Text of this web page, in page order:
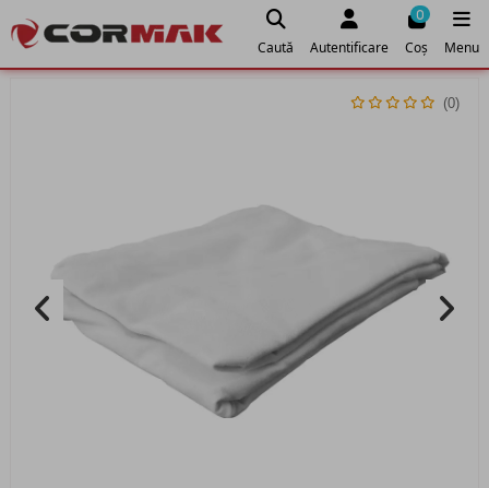
Caută Autentificare
0
Coș Menu
(0)